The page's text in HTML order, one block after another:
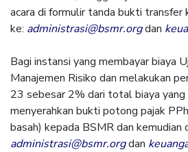
acara di formulir tanda bukti transfer
ke: administrasi@bsmr.orgdan
Bagi instansi yang membayar biaya
Manajemen Risiko dan melakukan
23 sebesar 2% dari total biaya yang
menyerahkan bukti potong pajak
basah) kepada BSMR dan kemudian
administrasi@bsmr.orgdan